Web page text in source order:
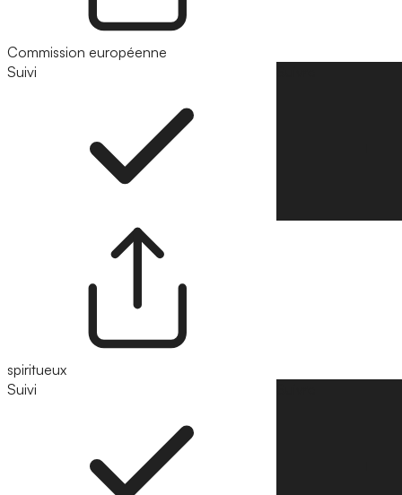
Commission européenne
Suivi
spiritueux
Suivi